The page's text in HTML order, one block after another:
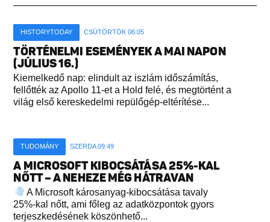
HISTORYTODAY CSÜTÖRTÖK 06:05
TÖRTÉNELMI ESEMÉNYEK A MAI NAPON
(JÚLIUS 16.)
Kiemelkedő nap: elindult az iszlám időszámítás,
fellőtték az Apollo 11-et a Hold felé, és megtörtént a
világ első kereskedelmi repülőgép-eltérítése...
TUDOMÁNY SZERDA 09:49
A MICROSOFT KIBOCSÁTÁSA 25%-KAL
NŐTT – A NEHEZE MÉG HÁTRAVAN
A Microsoft károsanyag-kibocsátása tavaly
25%-kal nőtt, ami főleg az adatközpontok gyors
terjeszkedésének köszönhető...